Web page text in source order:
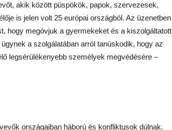
akik között püspökök, papok, szervezesek,
is jelen volt 25 európai országból. Az üzenetben
hogy megóvjuk a gyermekeket és a kiszolgáltatott
a szolgálatában arról tanúskodik, hogy az
legsérülékenyebb személyek megvédésére –
országaiban háború és konfliktusok dúlnak.